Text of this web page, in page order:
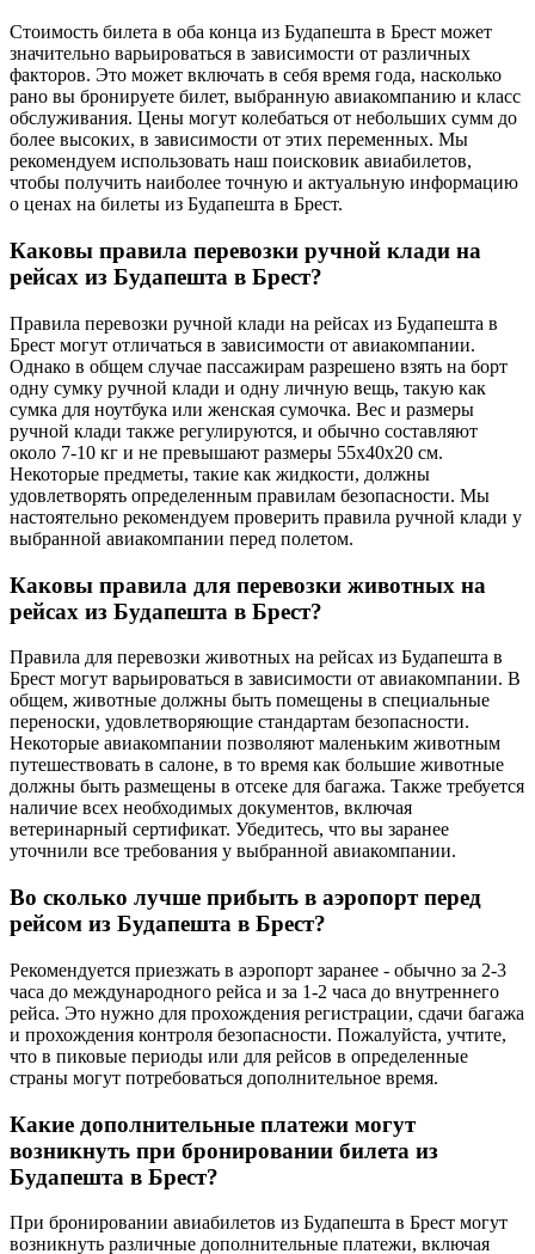
Стоимость билета в оба конца из Будапешта в Брест может
значительно варьироваться в зависимости от различных
факторов. Это может включать в себя время года, насколько
рано вы бронируете билет, выбранную авиакомпанию и класс
обслуживания. Цены могут колебаться от небольших сумм до
более высоких, в зависимости от этих переменных. Мы
рекомендуем использовать наш поисковик авиабилетов,
чтобы получить наиболее точную и актуальную информацию
о ценах на билеты из Будапешта в Брест.
Каковы правила перевозки ручной клади на
рейсах из Будапешта в Брест?
Правила перевозки ручной клади на рейсах из Будапешта в
Брест могут отличаться в зависимости от авиакомпании.
Однако в общем случае пассажирам разрешено взять на борт
одну сумку ручной клади и одну личную вещь, такую как
сумка для ноутбука или женская сумочка. Вес и размеры
ручной клади также регулируются, и обычно составляют
около 7-10 кг и не превышают размеры 55x40x20 см.
Некоторые предметы, такие как жидкости, должны
удовлетворять определенным правилам безопасности. Мы
настоятельно рекомендуем проверить правила ручной клади у
выбранной авиакомпании перед полетом.
Каковы правила для перевозки животных на
рейсах из Будапешта в Брест?
Правила для перевозки животных на рейсах из Будапешта в
Брест могут варьироваться в зависимости от авиакомпании. В
общем, животные должны быть помещены в специальные
переноски, удовлетворяющие стандартам безопасности.
Некоторые авиакомпании позволяют маленьким животным
путешествовать в салоне, в то время как большие животные
должны быть размещены в отсеке для багажа. Также требуется
наличие всех необходимых документов, включая
ветеринарный сертификат. Убедитесь, что вы заранее
уточнили все требования у выбранной авиакомпании.
Во сколько лучше прибыть в аэропорт перед
рейсом из Будапешта в Брест?
Рекомендуется приезжать в аэропорт заранее - обычно за 2-3
часа до международного рейса и за 1-2 часа до внутреннего
рейса. Это нужно для прохождения регистрации, сдачи багажа
и прохождения контроля безопасности. Пожалуйста, учтите,
что в пиковые периоды или для рейсов в определенные
страны могут потребоваться дополнительное время.
Какие дополнительные платежи могут
возникнуть при бронировании билета из
Будапешта в Брест?
При бронировании авиабилетов из Будапешта в Брест могут
возникнуть различные дополнительные платежи, включая